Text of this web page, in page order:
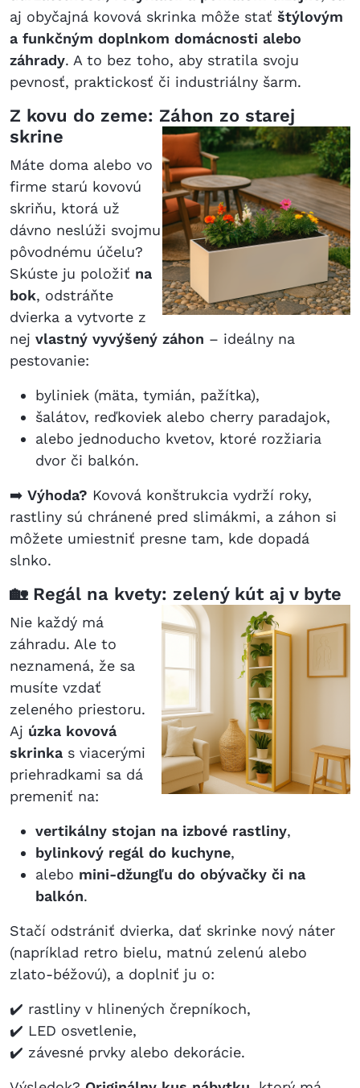
aj obyčajná kovová skrinka môže stať štýlovým
a funkčným doplnkom domácnosti alebo
záhrady. A to bez toho, aby stratila svoju
pevnosť, praktickosť či industriálny šarm.
Z kovu do zeme: Záhon zo starej
skrine
Máte doma alebo vo
firme starú kovovú
skriňu, ktorá už
dávno neslúži svojmu
pôvodnému účelu?
Skúste ju položiť na
bok, odstráňte
dvierka a vytvorte z
nej vlastný vyvýšený záhon – ideálny na
pestovanie:
byliniek (mäta, tymián, pažítka),
šalátov, reďkoviek alebo cherry paradajok,
alebo jednoducho kvetov, ktoré rozžiaria
dvor či balkón.
➡️ Výhoda? Kovová konštrukcia vydrží roky,
rastliny sú chránené pred slimákmi, a záhon si
môžete umiestniť presne tam, kde dopadá
slnko.
🏡 Regál na kvety: zelený kút aj v byte
Nie každý má
záhradu. Ale to
neznamená, že sa
musíte vzdať
zeleného priestoru.
Aj úzka kovová
skrinka s viacerými
priehradkami sa dá
premeniť na:
vertikálny stojan na izbové rastliny,
bylinkový regál do kuchyne,
alebo mini-džungľu do obývačky či na
balkón.
Stačí odstrániť dvierka, dať skrinke nový náter
(napríklad retro bielu, matnú zelenú alebo
zlato-béžovú), a doplniť ju o:
✔️ rastliny v hlinených črepníkoch,
✔️ LED osvetlenie,
✔️ závesné prvky alebo dekorácie.